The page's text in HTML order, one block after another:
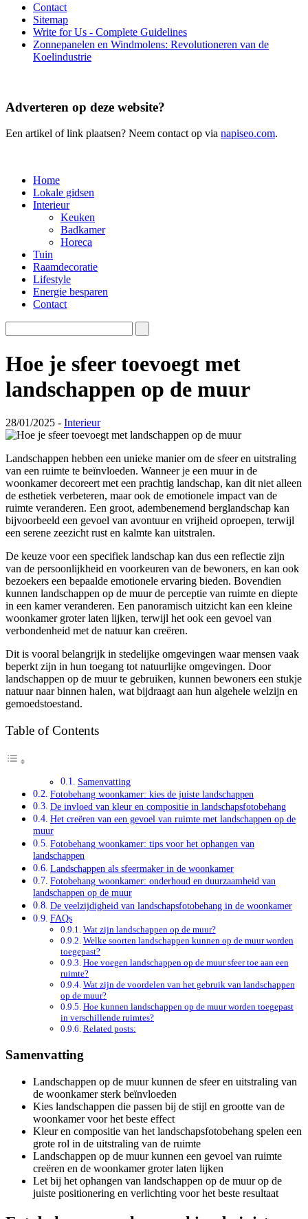
Contact
Sitemap
Write for Us - Complete Guidelines
Zonnepanelen en Windmolens: Revolutioneren van de
Koelindustrie
Adverteren op deze website?
Een artikel of link plaatsen? Neem contact op via napiseo.com.
Home
Lokale gidsen
Interieur
Keuken
Badkamer
Horeca
Tuin
Raamdecoratie
Lifestyle
Energie besparen
Contact
Hoe je sfeer toevoegt met
landschappen op de muur
28/01/2025 - Interieur
Landschappen hebben een unieke manier om de sfeer en uitstraling
van een ruimte te beïnvloeden. Wanneer je een muur in de
woonkamer decoreert met een prachtig landschap, kan dit niet alleen
de esthetiek verbeteren, maar ook de emotionele impact van de
ruimte veranderen. Een groot, adembenemend berglandschap kan
bijvoorbeeld een gevoel van avontuur en vrijheid oproepen, terwijl
een serene zeezicht rust en kalmte kan uitstralen.
De keuze voor een specifiek landschap kan dus een reflectie zijn
van de persoonlijkheid en voorkeuren van de bewoners, en kan ook
bezoekers een bepaalde emotionele ervaring bieden. Bovendien
kunnen landschappen op de muur de perceptie van ruimte en diepte
in een kamer veranderen. Een panoramisch uitzicht kan een kleine
woonkamer groter laten lijken, terwijl het ook een gevoel van
verbondenheid met de natuur kan creëren.
Dit is vooral belangrijk in stedelijke omgevingen waar mensen vaak
beperkt zijn in hun toegang tot natuurlijke omgevingen. Door
landschappen op de muur te gebruiken, kunnen bewoners een stukje
natuur naar binnen halen, wat bijdraagt aan hun algehele welzijn en
gemoedstoestand.
Table of Contents
Samenvatting
Fotobehang woonkamer: kies de juiste landschappen
De invloed van kleur en compositie in landschapsfotobehang
Het creëren van een gevoel van ruimte met landschappen op de
muur
Fotobehang woonkamer: tips voor het ophangen van
landschappen
Landschappen als sfeermaker in de woonkamer
Fotobehang woonkamer: onderhoud en duurzaamheid van
landschappen op de muur
De veelzijdigheid van landschapsfotobehang in de woonkamer
FAQs
Wat zijn landschappen op de muur?
Welke soorten landschappen kunnen op de muur worden
toegepast?
Hoe voegen landschappen op de muur sfeer toe aan een
ruimte?
Wat zijn de voordelen van het gebruik van landschappen
op de muur?
Hoe kunnen landschappen op de muur worden toegepast
in verschillende ruimtes?
Related posts:
Samenvatting
Landschappen op de muur kunnen de sfeer en uitstraling van
de woonkamer sterk beïnvloeden
Kies landschappen die passen bij de stijl en grootte van de
woonkamer voor het beste effect
Kleur en compositie van het landschapsfotobehang spelen een
grote rol in de uitstraling van de ruimte
Landschappen op de muur kunnen een gevoel van ruimte
creëren en de woonkamer groter laten lijken
Let bij het ophangen van landschappen op de muur op de
juiste positionering en verlichting voor het beste resultaat